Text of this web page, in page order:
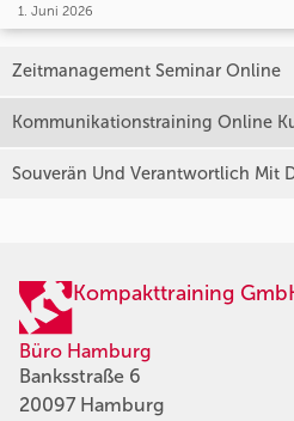
1. Juni 2026
Zeitmanagement Seminar Online
Kommunikationstraining Online
Souverän Und Verantwortlich Mit
Kompakttraining
Büro Hamburg
Banksstraße 6
20097 Hamburg